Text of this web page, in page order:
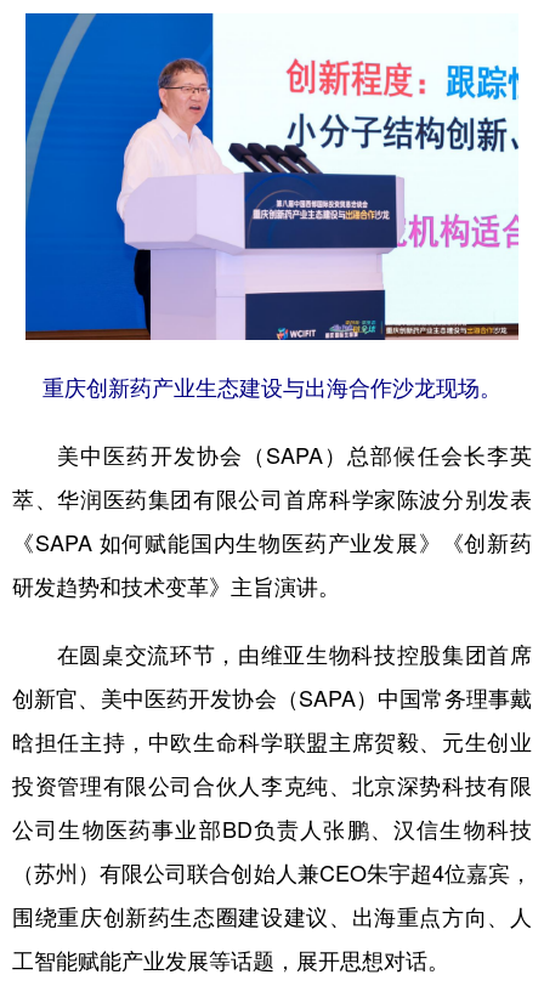
重庆创新药产业生态建设与出海合作沙龙现场。
美中医药开发协会（SAPA）总部候任会长李英
萃、华润医药集团有限公司首席科学家陈波分别发表
《SAPA 如何赋能国内生物医药产业发展》《创新药
研发趋势和技术变革》主旨演讲。
在圆桌交流环节，由维亚生物科技控股集团首席
创新官、美中医药开发协会（SAPA）中国常务理事戴
晗担任主持，中欧生命科学联盟主席贺毅、元生创业
投资管理有限公司合伙人李克纯、北京深势科技有限
公司生物医药事业部BD负责人张鹏、汉信生物科技
（苏州）有限公司联合创始人兼CEO朱宇超4位嘉宾，
围绕重庆创新药生态圈建设建议、出海重点方向、人
工智能赋能产业发展等话题，展开思想对话。